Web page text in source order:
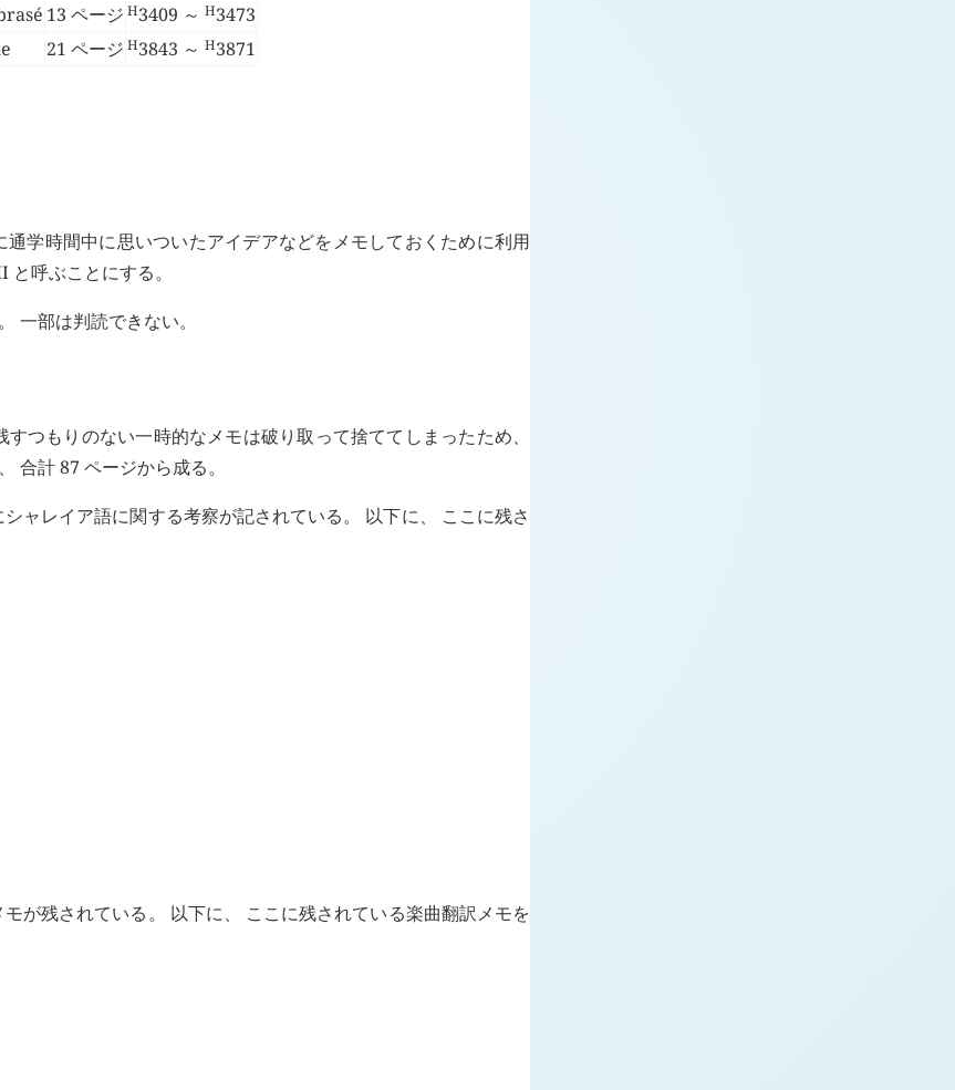
13 ページ H3409 ～ H3473
21 ページ H3843 ～ H3871
学時間中に思いついたアイデアなどをメモしておくために利用
呼ぶことにする。
一部は判読できない。
つもりのない一時的なメモは破り取って捨ててしまったため、
合計 87 ページから成る。
ャレイア語に関する考察が記されている。 以下に、 ここに残さ
が残されている。 以下に、 ここに残されている楽曲翻訳メモを